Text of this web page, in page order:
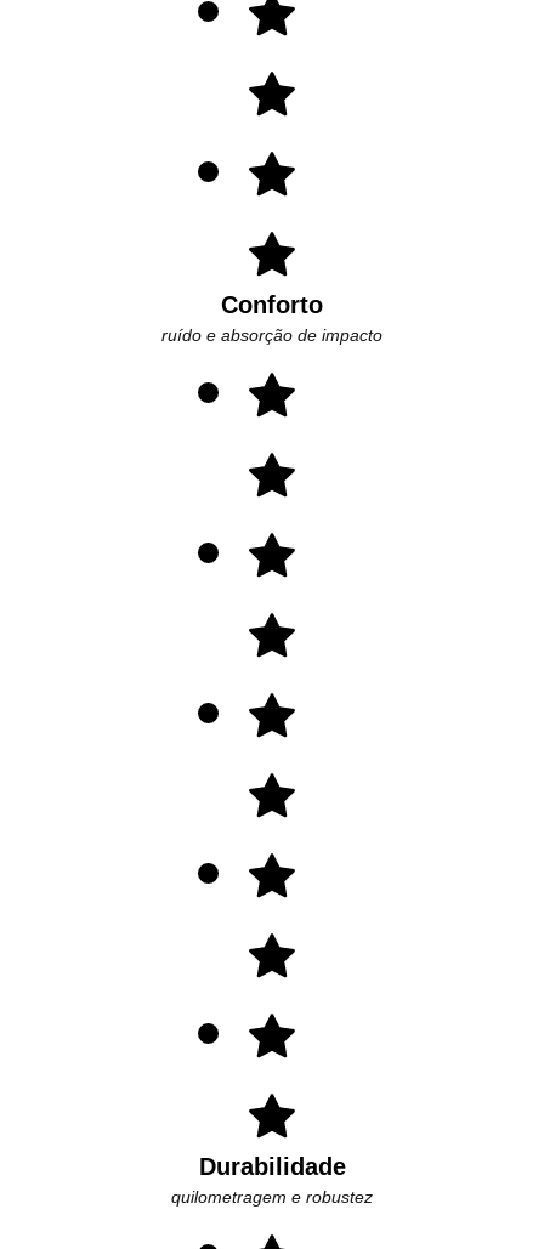
Conforto
ruído e absorção de impacto
Durabilidade
quilometragem e robustez